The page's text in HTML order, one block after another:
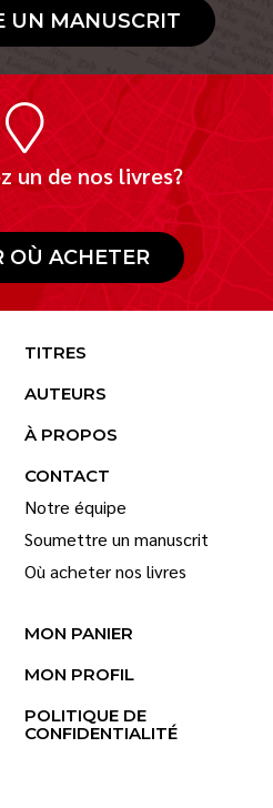
UN MANUSCRIT
un de nos livres?
OÙ ACHETER
TITRES
AUTEURS
À PROPOS
CONTACT
Notre équipe
Soumettre un manuscrit
Où acheter nos livres
MON PANIER
MON PROFIL
POLITIQUE DE
CONFIDENTIALITÉ